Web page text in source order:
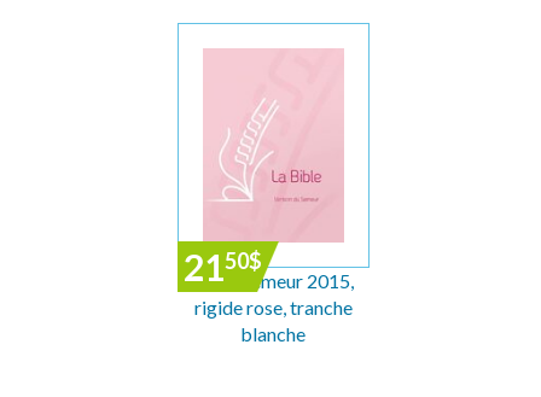
2150$
Bible Semeur 2015,
rigide rose, tranche
blanche